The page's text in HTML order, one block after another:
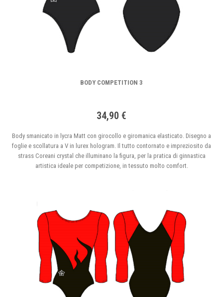
BODY COMPETITION 3
34,90 €
Body smanicato in lycra Matt con girocollo e giromanica elasticato. Disegno a
foglie e scollatura a V in lurex hologram. Il tutto contornato e impreziosito da
strass Coreani crystal che illuminano la figura, per la pratica di ginnastica
artistica ideale per competizione, in tessuto molto comfort.